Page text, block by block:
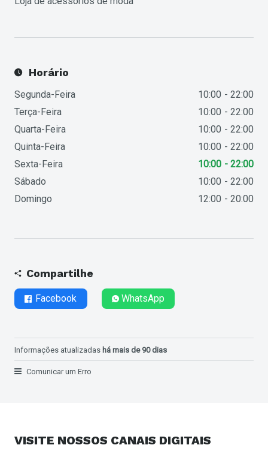
Horário
Segunda-Feira 10:00
22:00
Terça-Feira
10:00
22:00
Quarta-Feira
10:00
22:00
Quinta-Feira
10:00
22:00
Sexta-Feira
10:00
22:00
Sábado
10:00
22:00
Domingo
12:00 20:00
Compartilhe
Facebook WhatsApp
Informações atualizadas há mais de 90 dias
Comunicar um Erro
VISITE NOSSOS CANAIS DIGITAIS